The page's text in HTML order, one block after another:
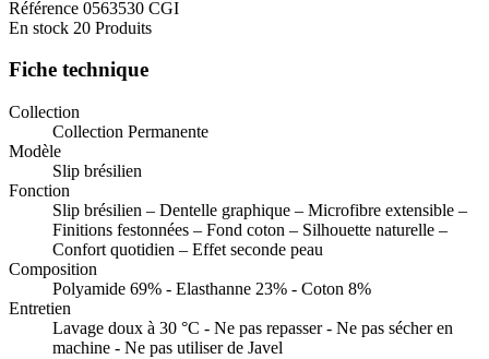
Référence 0563530 CGI
En stock 20 Produits
Fiche technique
Collection
Collection Permanente
Modèle
Slip brésilien
Fonction
Slip brésilien – Dentelle graphique – Microfibre extensible –
Finitions festonnées – Fond coton – Silhouette naturelle –
Confort quotidien – Effet seconde peau
Composition
Polyamide 69% - Elasthanne 23% - Coton 8%
Entretien
Lavage doux à 30 °C - Ne pas repasser - Ne pas sécher en
machine - Ne pas utiliser de Javel